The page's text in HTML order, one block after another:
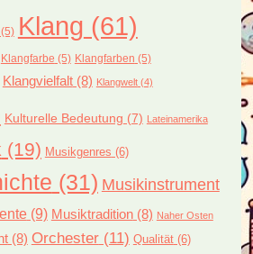
Klang (61)
Klangfarbe (5) Klangfarben (5)
Klangvielfalt(8) Klangwelt(4)
Kulturelle Bedeutung (7) Lateinamerika
(19) Musikgenres (6)
(31) Musikinstrument
(9) Musiktradition(8) Naher Osten
(8) Orchester(11) Qualität(6)